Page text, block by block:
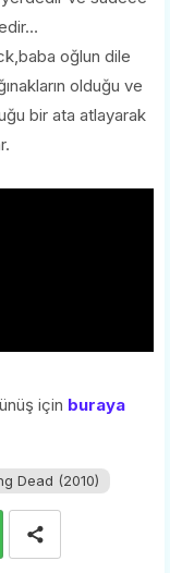
oğlun dile
olduğu ve
bir ata atlayarak
için buraya
Dead (2010)